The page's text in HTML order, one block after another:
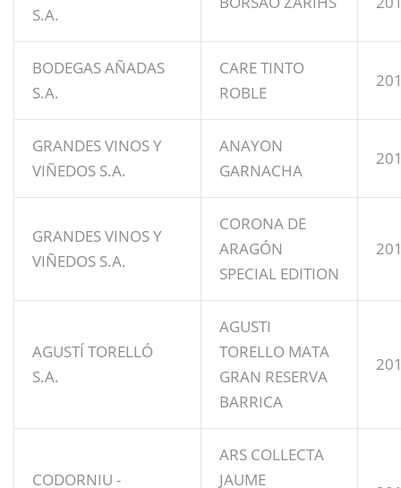
S.A.
BODEGAS AÑADAS
S.A.
CARE TINTO
ROBLE
GRANDES VINOS Y
VIÑEDOS S.A.
ANAYON
GARNACHA
GRANDES VINOS Y
VIÑEDOS S.A.
CORONA DE
ARAGÓN
SPECIAL EDITION
AGUSTÍ TORELLÓ
S.A.
AGUSTI
TORELLO MATA
GRAN RESERVA
BARRICA
CODORNIU -
ARS COLLECTA
JAUME